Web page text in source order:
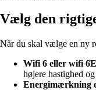
Vælg den
Når du skal vælge en ny
Wifi 6 eller wifi 6E
højere hastighed
Energimærkning